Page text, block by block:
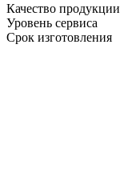
Качество продукции
Уровень сервиса
Срок изготовления